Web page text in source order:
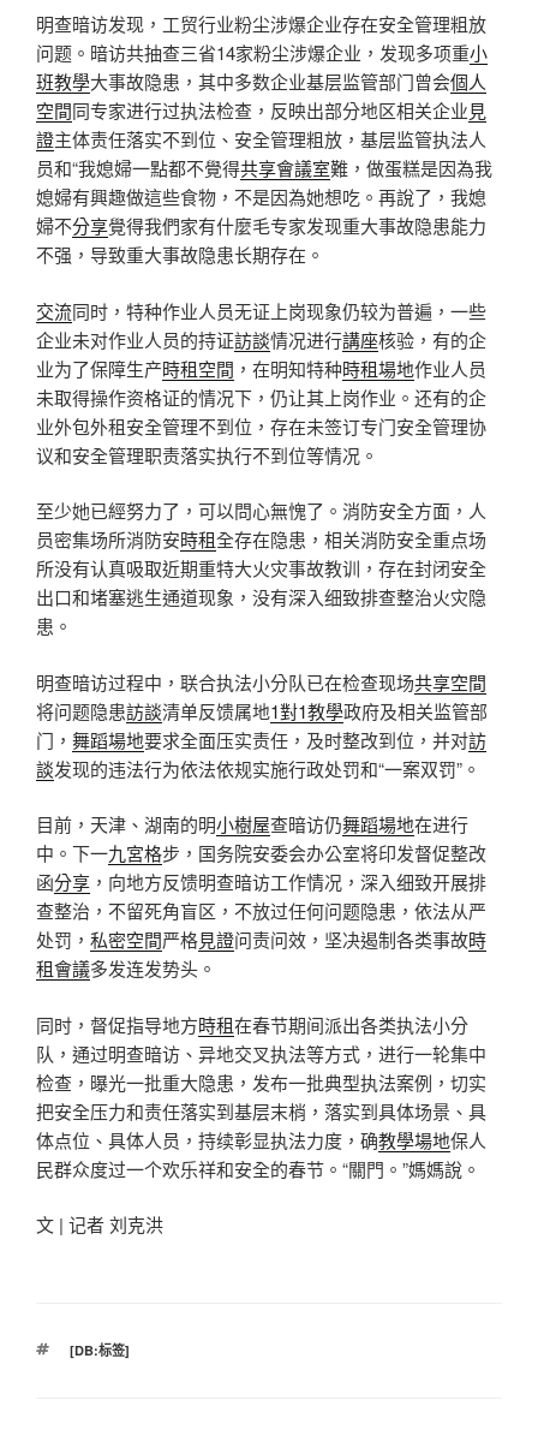
明查暗访发现，工贸行业粉尘涉爆企业存在安全管理粗放
问题。暗访共抽查三省14家粉尘涉爆企业，发现多项重小
班教學大事故隐患，其中多数企业基层监管部门曾会個人
空間同专家进行过执法检查，反映出部分地区相关企业見
證主体责任落实不到位、安全管理粗放，基层监管执法人
员和“我媳婦一點都不覺得共享會議室難，做蛋糕是因為我
媳婦有興趣做這些食物，不是因為她想吃。再說了，我媳
婦不分享覺得我們家有什麼毛专家发现重大事故隐患能力
不强，导致重大事故隐患长期存在。
交流同时，特种作业人员无证上岗现象仍较为普遍，一些
企业未对作业人员的持证訪談情况进行講座核验，有的企
业为了保障生产時租空間 ，在明知特种時租場地作业人员
未取得操作资格证的情况下，仍让其上岗作业。还有的企
业外包外租安全管理不到位，存在未签订专门安全管理协
议和安全管理职责落实执行不到位等情况。
至少她已經努力了，可以問心無愧了。消防安全方面，人
员密集场所消防安時租全存在隐患，相关消防安全重点场
所没有认真吸取近期重特大火灾事故教训，存在封闭安全
出口和堵塞逃生通道现象，没有深入细致排查整治火灾隐
患。
明查暗访过程中，联合执法小分队已在检查现场共享空間
将问题隐患訪談清单反馈属地1對1教學政府及相关监管部
门， 舞蹈場地要求全面压实责任，及时整改到位，并对訪
談发现的违法行为依法依规实施行政处罚和“一案双罚”。
目前，天津、湖南的明小樹屋查暗访仍舞蹈場地在进行
中。下一九宮格步，国务院安委会办公室将印发督促整改
函分享 ，向地方反馈明查暗访工作情况，深入细致开展排
查整治，不留死角盲区，不放过任何问题隐患，依法从严
处罚， 私密空間严格見證问责问效，坚决遏制各类事故時
租會議多发连发势头。
同时，督促指导地方時租在春节期间派出各类执法小分
队，通过明查暗访、异地交叉执法等方式，进行一轮集中
检查，曝光一批重大隐患，发布一批典型执法案例，切实
把安全压力和责任落实到基层末梢，落实到具体场景、具
体点位、具体人员，持续彰显执法力度，确教學場地保人
民群众度过一个欢乐祥和安全的春节。“關門。”媽媽說。
文 | 记者 刘克洪
標
[DB:标签]